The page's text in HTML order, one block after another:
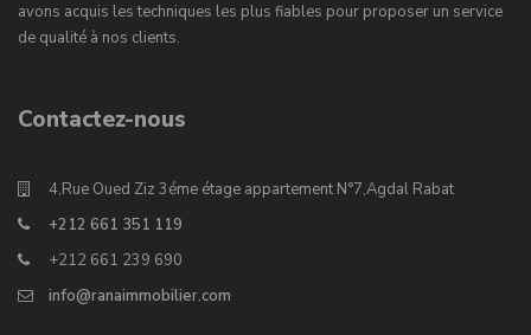
avons acquis les techniques les plus fiables pour proposer un service
de qualité à nos clients.
Contactez-nous
4,Rue Oued Ziz 3éme étage appartement N°7,Agdal Rabat
+212 661 351 119
+212 661 239 690
info@ranaimmobilier.com